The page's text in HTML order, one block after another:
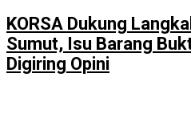
KORSA Dukung
Sumut, Isu Barang
Digiring Opini